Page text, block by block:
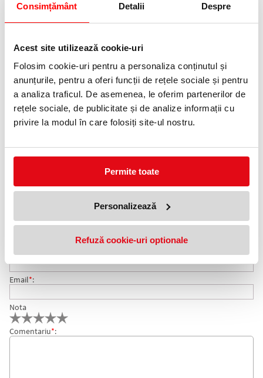
Consimțământ Detalii Despre
Acest site utilizează cookie-uri
Folosim cookie-uri pentru a personaliza conținutul și
anunțurile, pentru a oferi funcții de rețele sociale și pentru
a analiza traficul. De asemenea, le oferim partenerilor de
rețele sociale, de publicitate și de analize informații cu
privire la modul în care folosiți site-ul nostru.
Permite toate
Personalizează
Refuză cookie-uri optionale
25 puncte de fidelitate
Cod produs:RB36922
Informatii livrare
Telefon:
0372 552 601
Puzzle Marvel Spidey 2 in 1, 48 piese, liscani, Noriel
COMENTARII PUZZLE MARVEL SPIDEY 2 IN 1, 48 PIESE,
LISCANI, NORIEL
Nu exista comentarii. Fii primul care comenteaza acest produs!
Nume
Email*:
Nota
Comentariu*: